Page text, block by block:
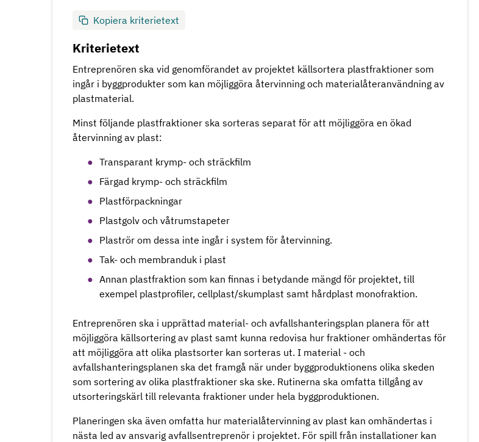
Kopiera kriterietext
Kriterietext
Entreprenören ska vid genomförandet av projektet källsortera plastfraktioner som
ingår i byggprodukter som kan möjliggöra återvinning och materialåteranvändning av
plastmaterial.
Minst följande plastfraktioner ska sorteras separat för att möjliggöra en ökad
återvinning av plast:
Transparant krymp- och sträckfilm
Färgad krymp- och sträckfilm
Plastförpackningar
Plastgolv och våtrumstapeter
Plaströr om dessa inte ingår i system för återvinning.
Tak- och membranduk i plast
Annan plastfraktion som kan finnas i betydande mängd för projektet, till
exempel plastprofiler, cellplast/skumplast samt hårdplast monofraktion.
Entreprenören ska i upprättad material- och avfallshanteringsplan planera för att
möjliggöra källsortering av plast samt kunna redovisa hur fraktioner omhändertas för
att möjliggöra att olika plastsorter kan sorteras ut. I material - och
avfallshanteringsplanen ska det framgå när under byggproduktionens olika skeden
som sortering av olika plastfraktioner ska ske. Rutinerna ska omfatta tillgång av
utsorteringskärl till relevanta fraktioner under hela byggproduktionen.
Planeringen ska även omfatta hur materialåtervinning av plast kan omhändertas i
nästa led av ansvarig avfallsentreprenör i projektet. För spill från installationer kan